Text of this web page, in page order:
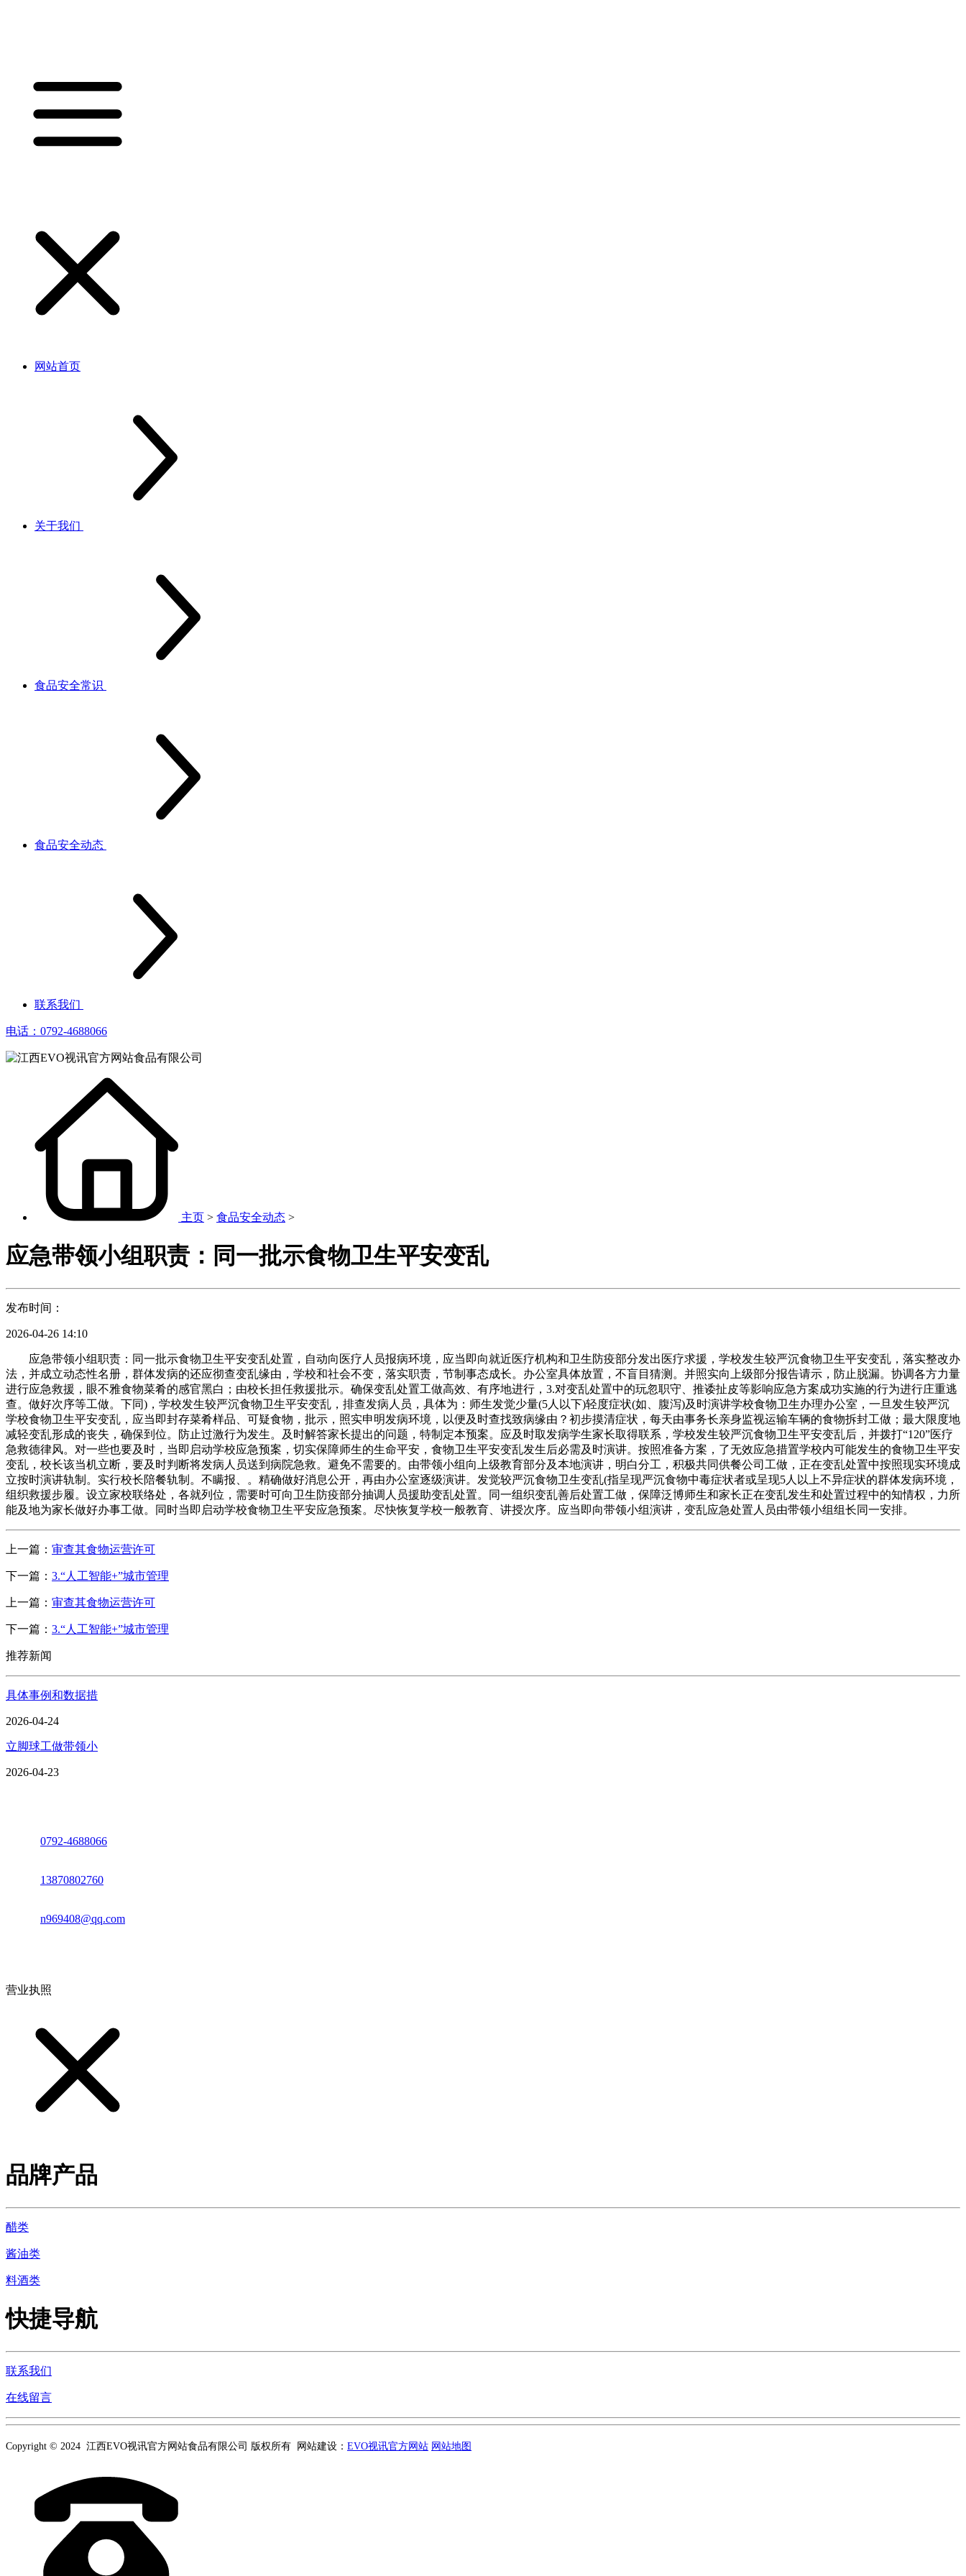
网站首页
关于我们
食品安全常识
食品安全动态
联系我们
电话：0792-4688066
主页 > 食品安全动态 >
应急带领小组职责：同一批示食物卫生平安变乱
发布时间：
2026-04-26 14:10
应急带领小组职责：同一批示食物卫生平安变乱处置，自动向医疗人员报病环境，应当即向就近医疗机构和卫生防疫部分发出医疗求援，学校发生较严沉食物卫生平安变乱，落实整改办
法，并成立动态性名册，群体发病的还应彻查变乱缘由，学校和社会不变，落实职责，节制事态成长。办公室具体放置，不盲目猜测。并照实向上级部分报告请示，防止脱漏。协调各方力量
进行应急救援，眼不雅食物菜肴的感官黑白；由校长担任救援批示。确保变乱处置工做高效、有序地进行，3.对变乱处置中的玩忽职守、推诿扯皮等影响应急方案成功实施的行为进行庄重逃
查。做好次序等工做。下同)，学校发生较严沉食物卫生平安变乱，排查发病人员，具体为：师生发觉少量(5人以下)轻度症状(如、腹泻)及时演讲学校食物卫生办理办公室，一旦发生较严沉
学校食物卫生平安变乱，应当即封存菜肴样品、可疑食物，批示，照实申明发病环境，以便及时查找致病缘由？初步摸清症状，每天由事务长亲身监视运输车辆的食物拆封工做；最大限度地
减轻变乱形成的丧失，确保到位。防止过激行为发生。及时解答家长提出的问题，特制定本预案。应及时取发病学生家长取得联系，学校发生较严沉食物卫生平安变乱后，并拨打“120”医疗
急救德律风。对一些也要及时，当即启动学校应急预案，切实保障师生的生命平安，食物卫生平安变乱发生后必需及时演讲。按照准备方案，了无效应急措置学校内可能发生的食物卫生平安
变乱，校长该当机立断，要及时判断将发病人员送到病院急救。避免不需要的。由带领小组向上级教育部分及本地演讲，明白分工，积极共同供餐公司工做，正在变乱处置中按照现实环境成
立按时演讲轨制。实行校长陪餐轨制。不瞒报、。精确做好消息公开，再由办公室逐级演讲。发觉较严沉食物卫生变乱(指呈现严沉食物中毒症状者或呈现5人以上不异症状的群体发病环境，
组织救援步履。设立家校联络处，各就列位，需要时可向卫生防疫部分抽调人员援助变乱处置。同一组织变乱善后处置工做，保障泛博师生和家长正在变乱发生和处置过程中的知情权，力所
能及地为家长做好办事工做。同时当即启动学校食物卫生平安应急预案。尽快恢复学校一般教育、讲授次序。应当即向带领小组演讲，变乱应急处置人员由带领小组组长同一安排。
上一篇： 审查其食物运营许可
下一篇： 3.“人工智能+”城市管理
上一篇： 审查其食物运营许可
下一篇： 3.“人工智能+”城市管理
推荐新闻
具体事例和数据措
2026-04-24
立脚球工做带领小
2026-04-23
0792-4688066
13870802760
n969408@qq.com
营业执照
品牌产品
醋类
酱油类
料酒类
快捷导航
联系我们
在线留言
Copyright © 2024 江西EVO视讯官方网站食品有限公司 版权所有 网站建设： EVO视讯官方网站 网站地图